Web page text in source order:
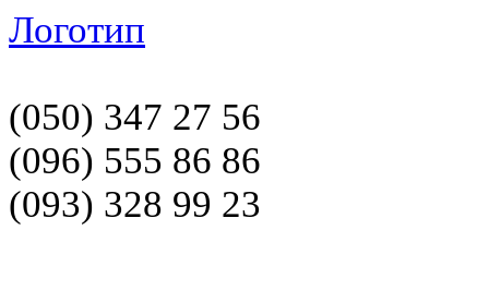
Логотип
(050) 347 27 56
(096) 555 86 86
(093) 328 99 23